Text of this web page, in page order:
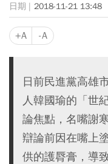
2018-11-21 13:48
+A -A
日前民進黨高雄
人韓國瑜的「世
論焦點，名嘴謝
辯論前因在嘴上
供的護脣膏，導